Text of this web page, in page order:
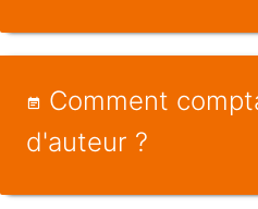
Comment
d'auteur ?